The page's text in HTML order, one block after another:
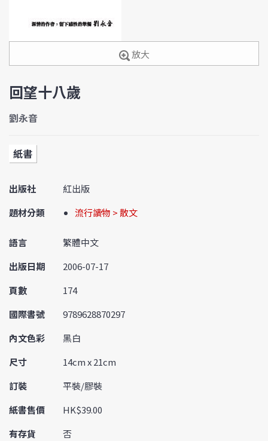
放大
回望十八歲
劉永音
紙書
出版社
紅出版
題材分類
流行讀物 > 散文
語言
繁體中文
出版日期
2006-07-17
頁數
174
國際書號
9789628870297
內文色彩
黑白
尺寸
14cm x 21cm
訂裝
平裝/膠裝
紙書售價
HK$39.00
有存貨
否